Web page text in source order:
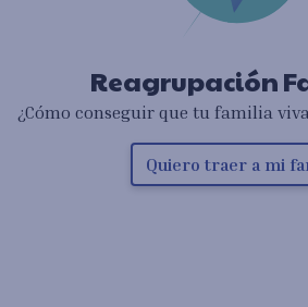
Reagrupación
¿Cómo conseguir que tu familia
Quiero traer a mi